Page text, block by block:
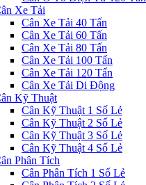
Xe Tải
Cân Xe Tải 40 Tấn
Cân Xe Tải 60 Tấn
Cân Xe Tải 80 Tấn
Cân Xe Tải 100 Tấn
Cân Xe Tải 120 Tấn
Cân Xe Tải Di Động
Kỹ Thuật
Cân Kỹ Thuật 1 Số Lẻ
Cân Kỹ Thuật 2 Số Lẻ
Cân Kỹ Thuật 3 Số Lẻ
Cân Kỹ Thuật 4 Số Lẻ
Phân Tích
Cân Phân Tích 1 Số Lẻ